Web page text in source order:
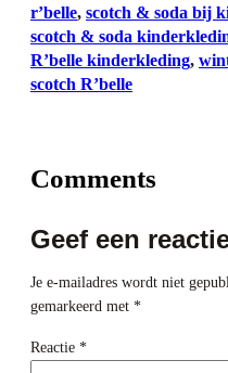
r’belle, scotch & soda bij
scotch & soda
R’belle kinderkleding,
scotch R’belle
Comments
Geef een
Je e-mailadres wordt niet
gemarkeerd met *
Reactie *